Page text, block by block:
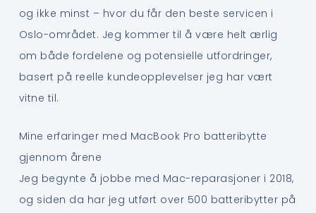
og ikke minst – hvor du får den beste servicen i
Oslo-området. Jeg kommer til å være helt ærlig
om både fordelene og potensielle utfordringer,
basert på reelle kundeopplevelser jeg har vært
vitne til.
Mine erfaringer med MacBook Pro batteribytte
gjennom årene
Jeg begynte å jobbe med Mac-reparasjoner i 2018,
og siden da har jeg utført over 500 batteribytter på